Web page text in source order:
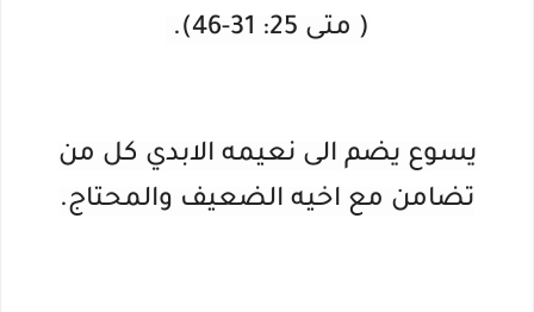
( متى 25: 31-46).
يسوع يضم الى نعيمه الابدي كل من
تضامن مع اخيه الضعيف والمحتاج.